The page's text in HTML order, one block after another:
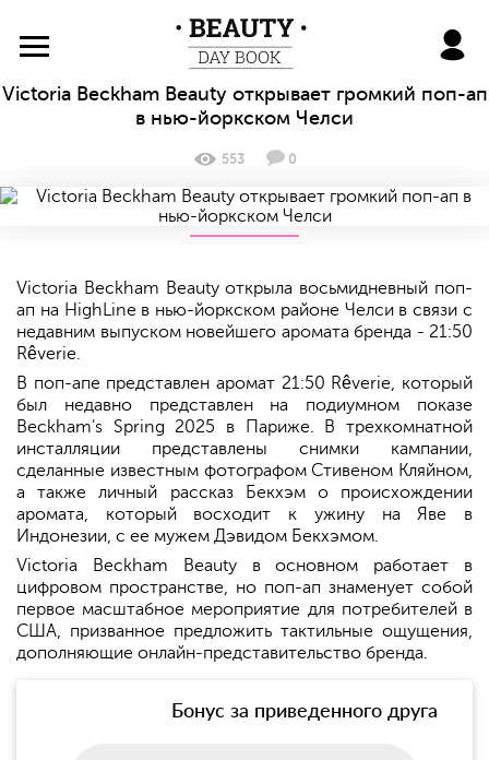
BeautyDayBook
Victoria Beckham Beauty открывает громкий поп-ап
в нью-йоркском Челси
553 0
Victoria Beckham Beauty открыла восьмидневный поп-
ап на HighLine в нью-йоркском районе Челси в связи с
недавним выпуском новейшего аромата бренда - 21:50
Rêverie.
В поп-апе представлен аромат 21:50 Rêverie, который
был недавно представлен на подиумном показе
Beckham's Spring 2025 в Париже. В трехкомнатной
инсталляции представлены снимки кампании,
сделанные известным фотографом Стивеном Кляйном,
а также личный рассказ Бекхэм о происхождении
аромата, который восходит к ужину на Яве в
Индонезии, с ее мужем Дэвидом Бекхэмом.
Victoria Beckham Beauty в основном работает в
цифровом пространстве, но поп-ап знаменует собой
первое масштабное мероприятие для потребителей в
США, призванное предложить тактильные ощущения,
дополняющие онлайн-представительство бренда.
Бонус за приведенного друга